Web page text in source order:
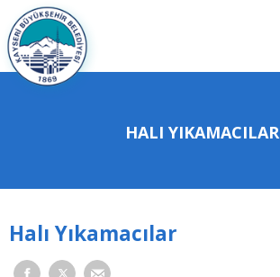
HALI YIKAMACILAR
Halı Yıkamacılar